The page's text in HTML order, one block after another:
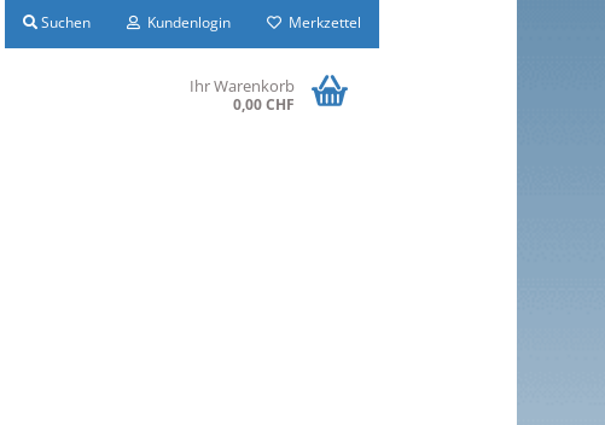
Suchen Kundenlogin Merkzettel
Ihr Warenkorb
0,00 CHF